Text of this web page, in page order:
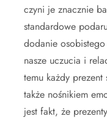
czyni je znacznie
standardowe
dodanie
nasze uczucia i
temu każdy
także nośnikiem
jest fakt, że